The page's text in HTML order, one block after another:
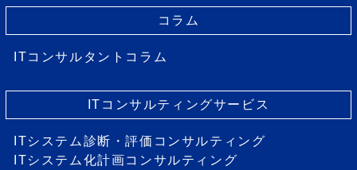
コラム
ITコンサルタントコラム
ITコンサルティングサービス
ITシステム診断・評価コンサルティング
ITシステム化計画コンサルティング